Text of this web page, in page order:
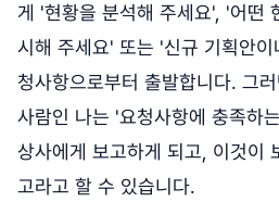
게 '현황을 분석해 주세요', '어떤
시해 주세요' 또는 '신규 기획안
청사항으로부터 출발합니다. 그
사람인 나는 '요청사항에 충족하
상사에게 보고하게 되고, 이것이
고라고 할 수 있습니다.